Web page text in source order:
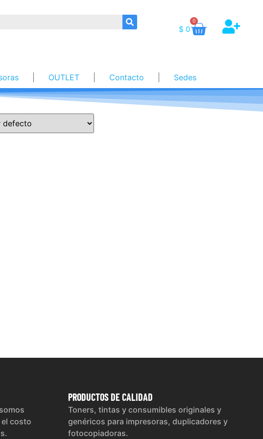
$ 0
0
OUTLET Contacto Sedes
costo
PRODUCTOSDE CALIDAD
Toners, tintas y consumibles originales y
genéricos para impresoras, duplicadores y
fotocopiadoras.